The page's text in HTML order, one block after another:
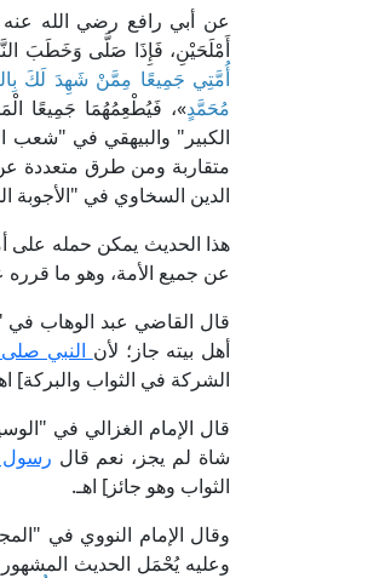
عن أبي رافع رضي الله
أَمْلَحَيْنِ، فَإِذَا صَلَّى وَخَطَبَ
أُمَّتِي جَمِيعًا مِمَّنْ شَهِدَ لَكَ
مُحَمَّدٍ»، فَيُطْعِمُهُمَا جَمِيعًا
الكبير" والبيهقي في "شعب
متقاربة ومن طرق متعددة
الدين السخاوي في "الأجوبة المرضية" (2/ 798-
هذا الحديث يمكن حمله على
عن جميع الأمة، وهو ما قرره
أهل بيته جاز؛ لأن النبي
الشركة في الثواب والبركة]
شاة لم يجز، نعم قال رسول
الثواب وهو جائز] اهـ.
وعليه يُحْمَل الحديث